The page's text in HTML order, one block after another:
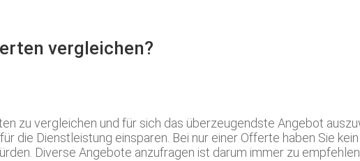
vergleichen?
zu vergleichen und für sich das überzeugendste Angebot
die Dienstleistung einsparen. Bei nur einer Offerte haben Sie
Diverse Angebote anzufragen ist darum immer zu